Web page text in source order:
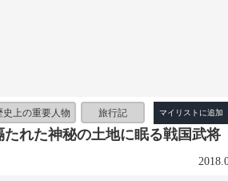
史上の重要人物 旅行記
れた神秘の土地に眠る戦国武将